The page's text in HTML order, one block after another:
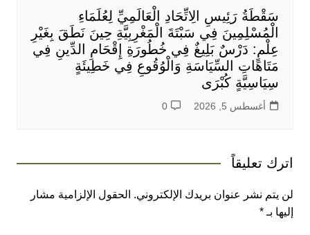
سَقْطَةُ رَئِيسِ الِاتِّحَادِ الْعَالَمِيِّ لِعُلَمَاءِ
الْمُسْلِمِينَ فِي سَبْتَةَ الْمَغْرِبِيَّةِ حِينَ نَطَقَ بِغَيْرِ
عِلْمٍ: دَرْسٌ بَلِيغٌ فِي خُطُورَةِ إِقْحَامِ الدِّينِ فِي
مَتَاهَاتِ السِّيَاسَةِ وَالْوُقُوعِ فِي خَطِيئَةٍ
سِيَاسِيَّةٍ كُبْرَى
أغسطس 5, 2026 0
اترك تعليقاً
لن يتم نشر عنوان بريدك الإلكتروني. الحقول الإلزامية مشار
إليها بـ*